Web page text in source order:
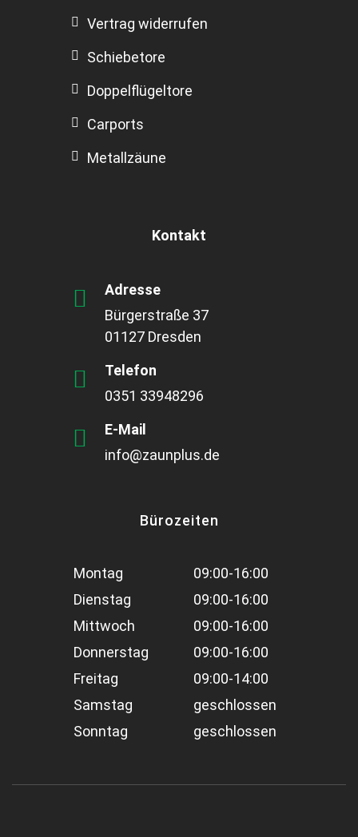
Vertrag widerrufen
Schiebetore
Doppelflügeltore
Carports
Metallzäune
Kontakt
Adresse
Bürgerstraße 37
01127 Dresden
Telefon
0351 33948296
E-Mail
info@zaunplus.de
Bürozeiten
Montag
09:00-16:00
Dienstag
09:00-16:00
Mittwoch
09:00-16:00
Donnerstag
09:00-16:00
Freitag
09:00-14:00
Samstag
geschlossen
Sonntag
geschlossen